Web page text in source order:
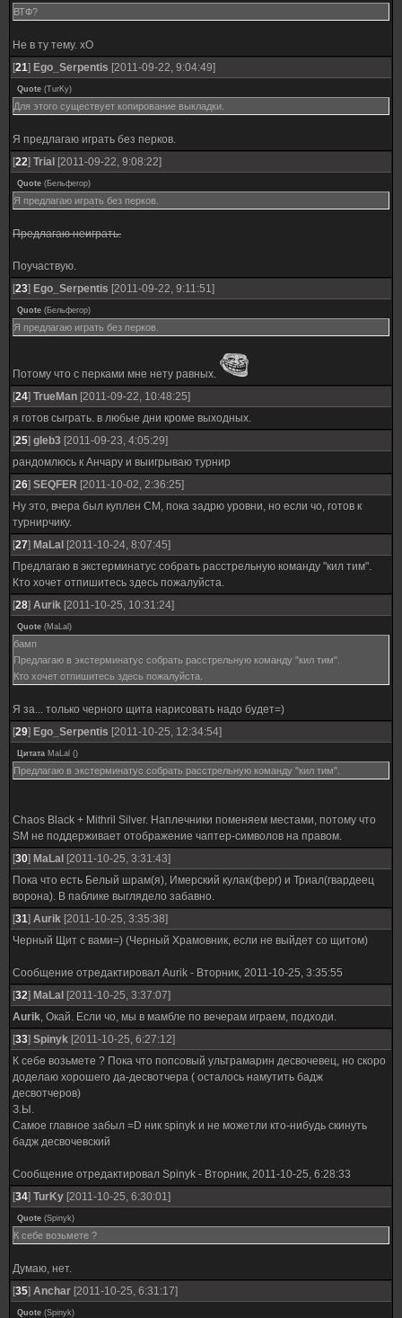
ВТФ?
Не в ту тему. хО
[21] Ego_Serpentis [2011-09-22, 9:04:49]
Quote (TurKy)
Для этого существует копирование выкладки.
Я предлагаю играть без перков.
[22] Trial [2011-09-22, 9:08:22]
Quote (Бельфегор)
Я предлагаю играть без перков.
Предлагаю неиграть.
Поучаствую.
[23] Ego_Serpentis [2011-09-22, 9:11:51]
Quote (Бельфегор)
Я предлагаю играть без перков.
Потому что с перками мне нету равных.
[24] TrueMan [2011-09-22, 10:48:25]
я готов сыграть. в любые дни кроме выходных.
[25] gleb3 [2011-09-23, 4:05:29]
рандомлюсь к Анчару и выигрываю турнир
[26] SEQFER [2011-10-02, 2:36:25]
Ну это, вчера был куплен СМ, пока задрю уровни, но если чо, готов к
турнирчику.
[27] MaLal [2011-10-24, 8:07:45]
Предлагаю в экстерминатус собрать расстрельную команду "кил тим".
Кто хочет отпишитесь здесь пожалуйста.
[28] Aurik [2011-10-25, 10:31:24]
Quote (MaLal )
бамп
Предлагаю в экстерминатус собрать расстрельную команду "кил тим".
Кто хочет отпишитесь здесь пожалуйста.
Я за... только черного щита нарисовать надо будет=)
[29] Ego_Serpentis [2011-10-25, 12:34:54]
Цитата MaLal ()
Предлагаю в экстерминатус собрать расстрельную команду "кил тим".
Chaos Black + Mithril Silver. Наплечники поменяем местами, потому что
SM не поддерживает отображение чаптер-символов на правом.
[30] MaLal [2011-10-25, 3:31:43]
Пока что есть Белый шрам(я), Имерский кулак(ферг) и Триал(гвардеец
ворона). В паблике выглядело забавно.
[31] Aurik [2011-10-25, 3:35:38]
Черный Щит с вами=) (Черный Храмовник, если не выйдет со щитом)
Сообщение отредактировал Aurik - Вторник, 2011-10-25, 3:35:55
[32] MaLal [2011-10-25, 3:37:07]
Aurik, Окай. Если чо, мы в мамбле по вечерам играем, подходи.
[33] Spinyk [2011-10-25, 6:27:12]
К себе возьмете ? Пока что попсовый ультрамарин десвочевец, но скоро
доделаю хорошего да-десвотчера ( осталось намутить бадж
десвотчеров)
З.Ы.
Самое главное забыл =D ник spinyk и не можетли кто-нибудь скинуть
бадж десвочевский
Сообщение отредактировал Spinyk - Вторник, 2011-10-25, 6:28:33
[34] TurKy [2011-10-25, 6:30:01]
Quote (Spinyk)
К себе возьмете ?
Думаю, нет.
[35] Anchar [2011-10-25, 6:31:17]
Quote (Spinyk)